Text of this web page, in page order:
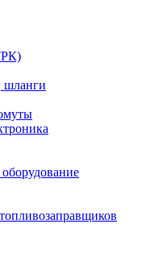
шланги
оборудование